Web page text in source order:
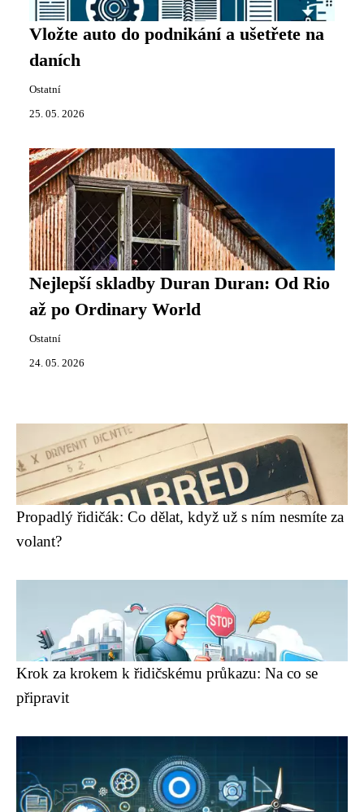
Vložte auto do podnikání a ušetřete na
daních
Ostatní
25. 05. 2026
Nejlepší skladby Duran Duran: Od Rio
až po Ordinary World
Ostatní
24. 05. 2026
Propadlý řidičák: Co dělat, když už s ním nesmíte za
volant?
Krok za krokem k řidičskému průkazu: Na co se
připravit